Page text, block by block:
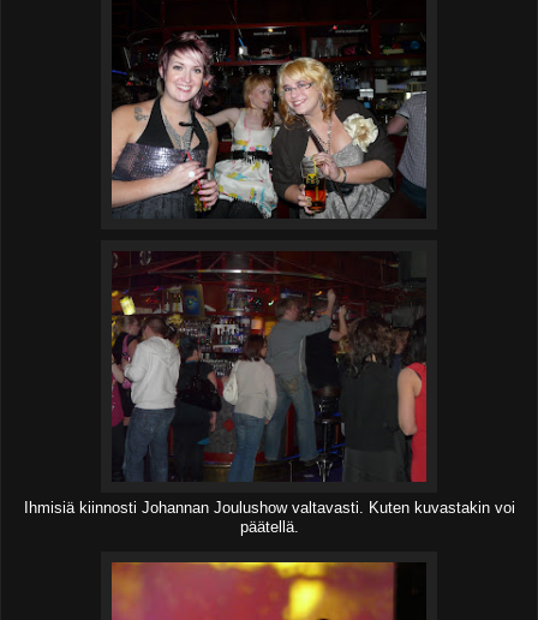
Ihmisiä kiinnosti Johannan Joulushow valtavasti. Kuten kuvastakin voi
päätellä.